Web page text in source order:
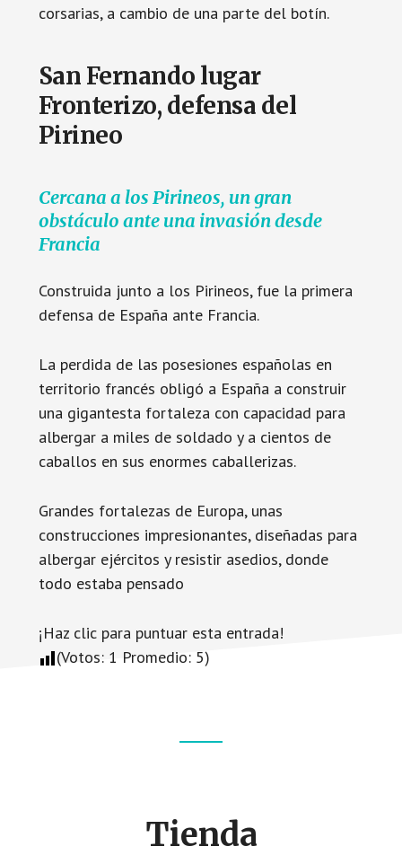
corsarias, a cambio de una parte del botín.
San Fernando lugar
Fronterizo, defensa del
Pirineo
Cercana a los Pirineos, un gran
obstáculo ante una invasión desde
Francia
Construida junto a los Pirineos, fue la primera
defensa de España ante Francia.
La perdida de las posesiones españolas en
territorio francés obligó a España a construir
una gigantesta fortaleza con capacidad para
albergar a miles de soldado y a cientos de
caballos en sus enormes caballerizas.
Grandes fortalezas de Europa, unas
construcciones impresionantes, diseñadas para
albergar ejércitos y resistir asedios, donde
todo estaba pensado
¡Haz clic para puntuar esta entrada!
(Votos: 1 Promedio: 5)
Tienda